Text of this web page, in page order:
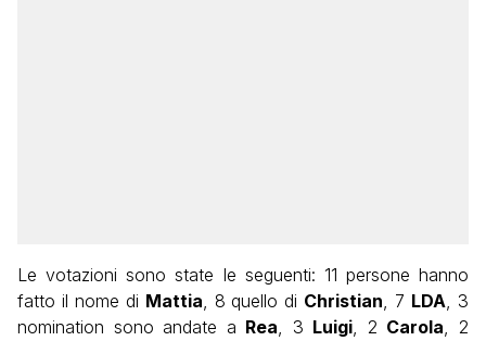
Le votazioni sono state le seguenti: 11 persone hanno
fatto il nome di Mattia, 8 quello di Christian, 7 LDA, 3
nomination sono andate a Rea, 3 Luigi, 2 Carola, 2